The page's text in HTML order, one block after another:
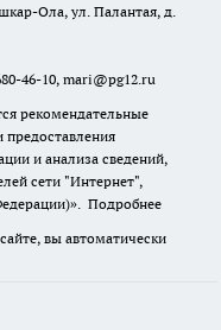
Ола, ул. Палантая, д.
46-10, mari@pg12.ru
рекомендательные
и анализа сведений,
сети "Интернет",
Подробнее
вы автоматически